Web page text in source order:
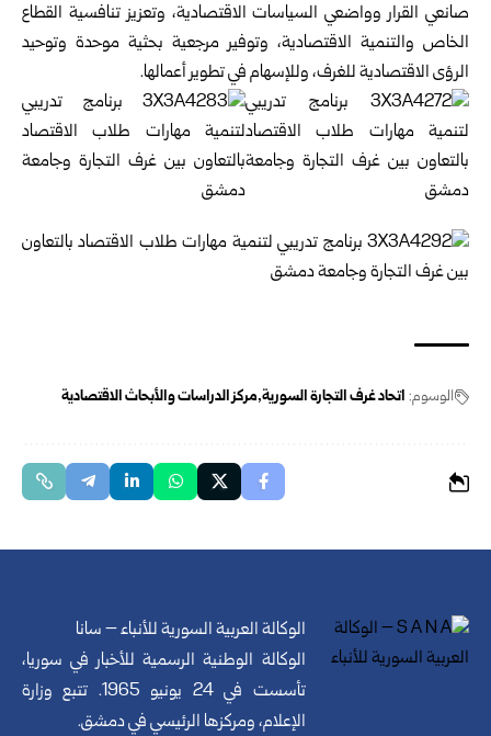
صانعي القرار وواضعي السياسات الاقتصادية، وتعزيز تنافسية القطاع
الخاص والتنمية الاقتصادية، وتوفير مرجعية بحثية موحدة وتوحيد
الرؤى الاقتصادية للغرف، وللإسهام في تطوير أعمالها.
الوسوم: اتحاد غرف التجارة السورية مركز الدراسات والأبحاث الاقتصادية
الوكالة العربية السورية للأنباء – سانا
الوكالة الوطنية الرسمية للأخبار في سوريا،
تأسست في 24 يونيو 1965. تتبع وزارة
الإعلام، ومركزها الرئيسي في دمشق.